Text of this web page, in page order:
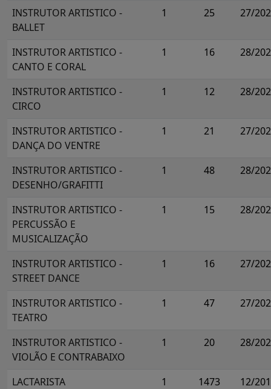
INSTRUTOR ARTISTICO -
BALLET
1 25 27/
INSTRUTOR ARTISTICO -
CANTO E CORAL
1 16 28/
INSTRUTOR ARTISTICO -
CIRCO
1 12 28/
INSTRUTOR ARTISTICO -
DANÇA DO VENTRE
1 21 27/
INSTRUTOR ARTISTICO -
DESENHO/GRAFITTI
1 48 28/
INSTRUTOR ARTISTICO -
PERCUSSÃO E
MUSICALIZAÇÃO
1 15 28/
INSTRUTOR ARTISTICO -
STREET DANCE
1 16 27/
INSTRUTOR ARTISTICO -
TEATRO
1 47 27/
INSTRUTOR ARTISTICO -
VIOLÃO E CONTRABAIXO
1 20 28/
LACTARISTA 1 1473
12/